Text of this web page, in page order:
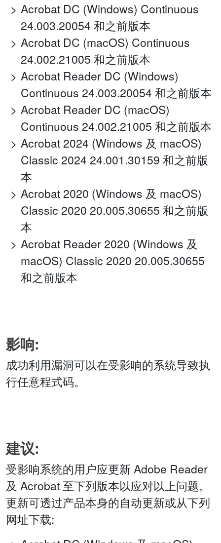
Acrobat DC (Windows) Continuous
24.003.20054 和之前版本
Acrobat DC (macOS) Continuous
24.002.21005 和之前版本
Acrobat Reader DC (Windows)
Continuous 24.003.20054 和之前版本
Acrobat Reader DC (macOS)
Continuous 24.002.21005 和之前版本
Acrobat 2024 (Windows 及 macOS)
Classic 2024 24.001.30159 和之前版
本
Acrobat 2020 (Windows 及 macOS)
Classic 2020 20.005.30655 和之前版
本
Acrobat Reader 2020 (Windows 及
macOS) Classic 2020 20.005.30655
和之前版本
影响:
成功利用漏洞可以在受影响的系统导致执
行任意程式码。
建议:
受影响系统的用户应更新 Adobe Reader
及 Acrobat 至下列版本以应对以上问题。
更新可透过产品本身的自动更新或从下列
网址下载: